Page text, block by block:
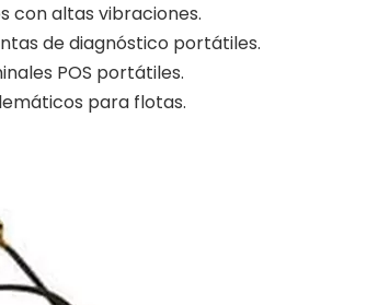
con altas vibraciones.
de diagnóstico portátiles.
POS portátiles.
para flotas.